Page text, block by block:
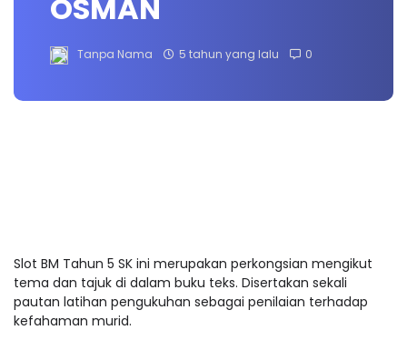
OSMAN
Tanpa Nama 5 tahun yang lalu 0
Slot BM Tahun 5 SK ini merupakan perkongsian mengikut
tema dan tajuk di dalam buku teks. Disertakan sekali
pautan latihan pengukuhan sebagai penilaian terhadap
kefahaman murid.